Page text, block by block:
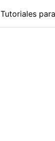
Tutoriales